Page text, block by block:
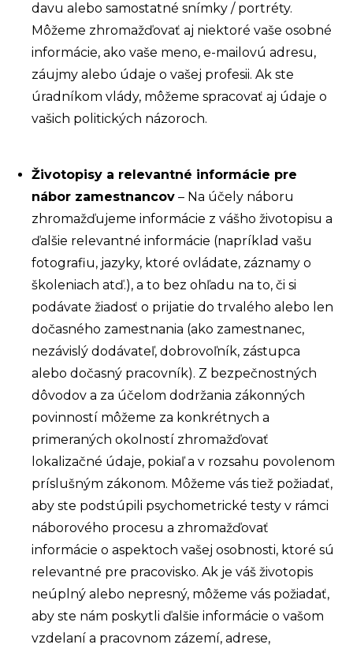
davu alebo samostatné snímky / portréty.
Môžeme zhromažďovať aj niektoré vaše osobné
informácie, ako vaše meno, e-mailovú adresu,
záujmy alebo údaje o vašej profesii. Ak ste
úradníkom vlády, môžeme spracovať aj údaje o
vašich politických názoroch.
Životopisy a relevantné informácie pre
nábor zamestnancov – Na účely náboru
zhromažďujeme informácie z vášho životopisu a
ďalšie relevantné informácie (napríklad vašu
fotografiu, jazyky, ktoré ovládate, záznamy o
školeniach atď.), a to bez ohľadu na to, či si
podávate žiadosť o prijatie do trvalého alebo len
dočasného zamestnania (ako zamestnanec,
nezávislý dodávateľ, dobrovoľník, zástupca
alebo dočasný pracovník). Z bezpečnostných
dôvodov a za účelom dodržania zákonných
povinností môžeme za konkrétnych a
primeraných okolností zhromažďovať
lokalizačné údaje, pokiaľ a v rozsahu povolenom
príslušným zákonom. Môžeme vás tiež požiadať,
aby ste podstúpili psychometrické testy v rámci
náborového procesu a zhromažďovať
informácie o aspektoch vašej osobnosti, ktoré sú
relevantné pre pracovisko. Ak je váš životopis
neúplný alebo nepresný, môžeme vás požiadať,
aby ste nám poskytli ďalšie informácie o vašom
vzdelaní a pracovnom zázemí, adrese,